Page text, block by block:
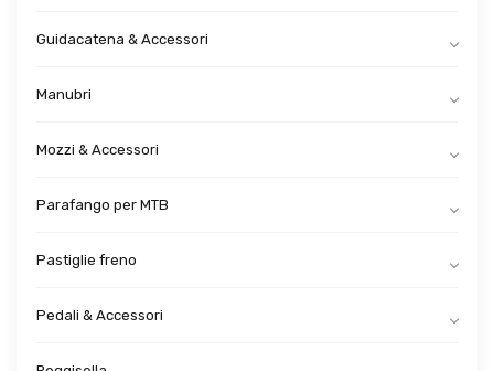
Guidacatena & Accessori
Manubri
Mozzi & Accessori
Parafango per MTB
Pastiglie freno
Pedali & Accessori